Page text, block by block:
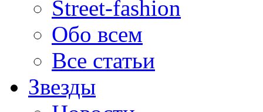
Street-fashion
Обо всем
Все статьи
Звезды